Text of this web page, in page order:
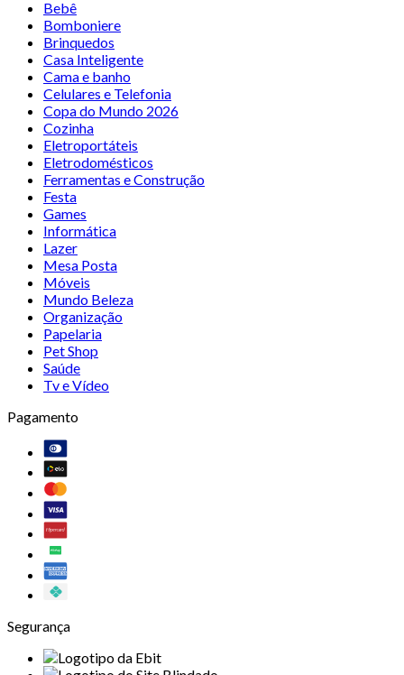
Bebê
Bomboniere
Brinquedos
Casa Inteligente
Cama e banho
Celulares e Telefonia
Copa do Mundo 2026
Cozinha
Eletroportáteis
Eletrodomésticos
Ferramentas e Construção
Festa
Games
Informática
Lazer
Mesa Posta
Móveis
Mundo Beleza
Organização
Papelaria
Pet Shop
Saúde
Tv e Vídeo
Pagamento
Segurança